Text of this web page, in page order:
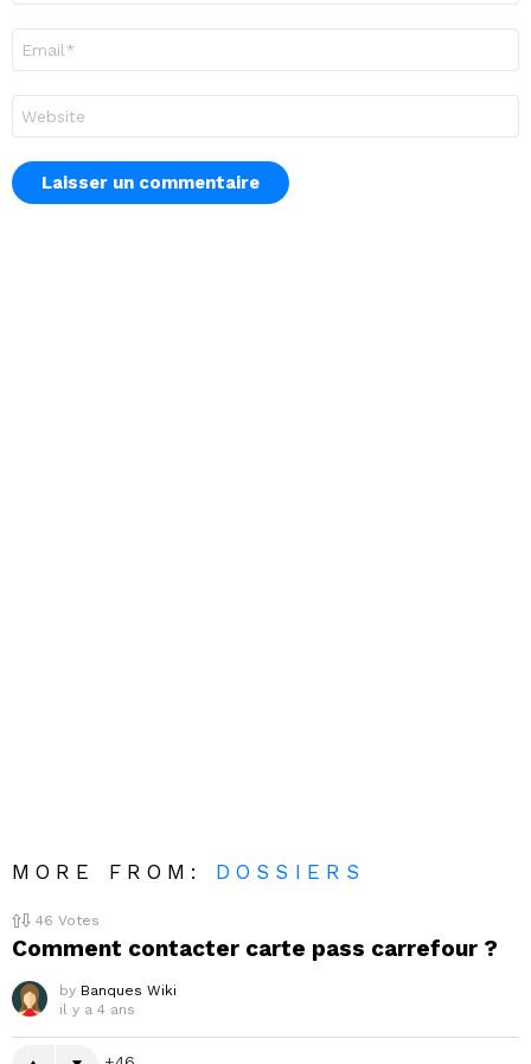
mail
*
web
MORE FROM: DOSSIERS
46 Votes
Comment contacter carte pass carrefour ?
by Banques Wiki
il y a 4 ans